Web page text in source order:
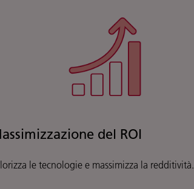
del ROI
le tecnologie e massimizza la redditività.